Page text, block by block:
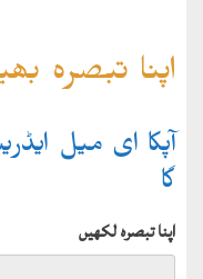
اپنا تبصرہ
آپکا ای میل
گا
اپنا تبصرہ لکھیں